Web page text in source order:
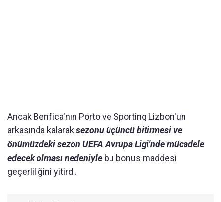
Ancak Benfica'nın Porto ve Sporting Lizbon'un
arkasında kalaraksezonu üçüncü bitirmesi ve
önümüzdeki sezon UEFA Avrupa Ligi'nde mücadele
edecek olması nedeniyle bu bonus maddesi
geçerliliğini yitirdi.